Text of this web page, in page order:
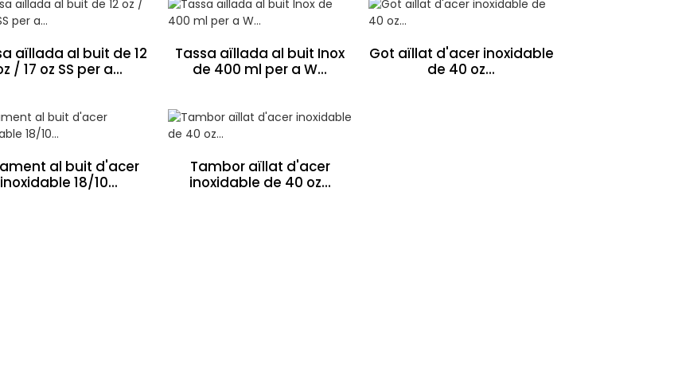
aïllada al buit de 12
/ 17 oz SS per a...
Tassa aïllada al buit Inox
de 400 ml per a W...
Got aïllat d'acer inoxidable
de 40 oz...
al buit d'acer
inoxidable 18/10...
Tambor aïllat d'acer
inoxidable de 40 oz...